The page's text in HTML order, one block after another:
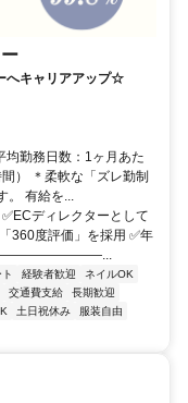
へキャリアアップ☆
均勤務日数：1ヶ月あた
） ＊柔軟な「ズレ勤制
。 有給を...
ディレクターとして
360度評価」を採用 ✅年
経験者歓迎
ネイルOK
交通費支給
長期歓迎
土日祝休み
服装自由